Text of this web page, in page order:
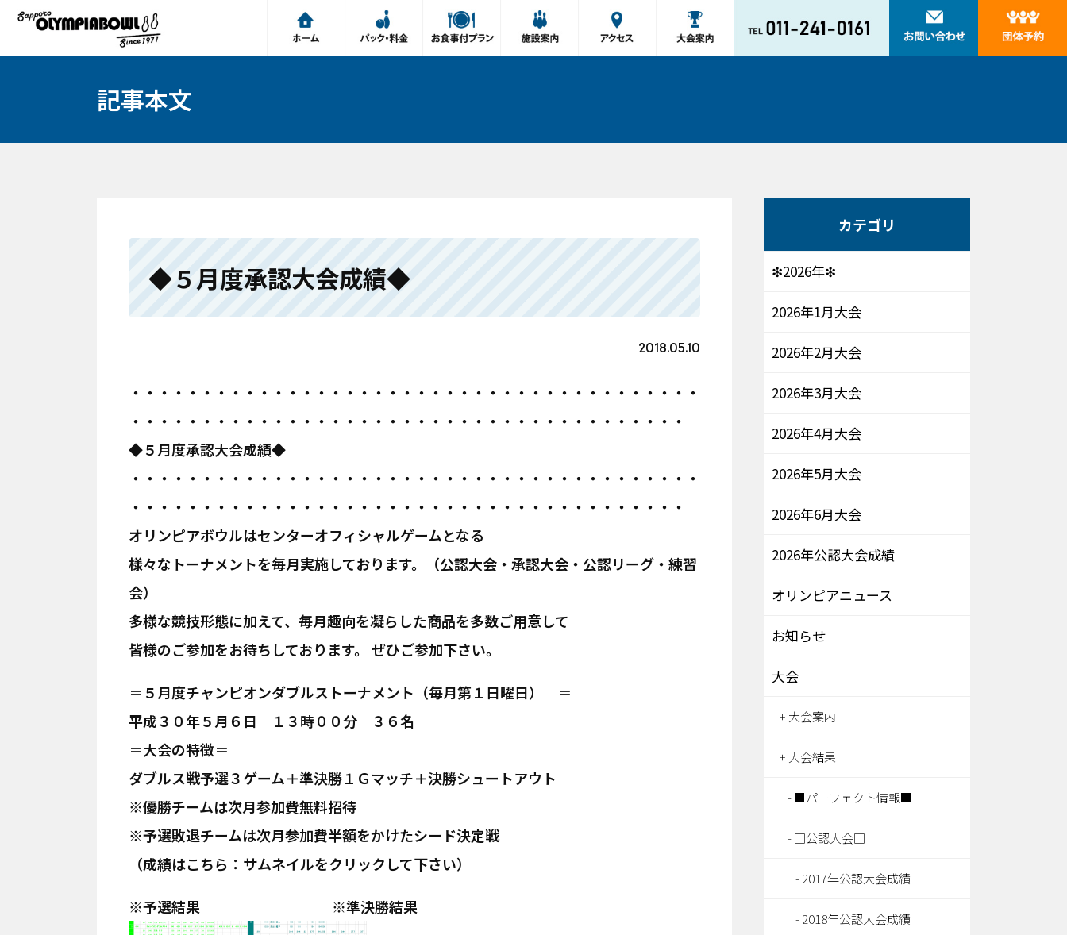
記事本文
◆５月度承認大会成績◆
2018.05.10
・・・・・・・・・・・・・・・・・・・・・・・・・・・・・・・・・・・・・・・・
・・・・・・・・・・・・・・・・・・・・・・・・・・・・・・・・・・・・・・・
◆５月度承認大会成績◆
・・・・・・・・・・・・・・・・・・・・・・・・・・・・・・・・・・・・・・・・
・・・・・・・・・・・・・・・・・・・・・・・・・・・・・・・・・・・・・・・
オリンピアボウルはセンターオフィシャルゲームとなる
様々なトーナメントを毎月実施しております。（公認大会・承認大会・公認リーグ・練習
会）
多様な競技形態に加えて、毎月趣向を凝らした商品を多数ご用意して
皆様のご参加をお待ちしております。 ぜひご参加下さい。
＝５月度チャンピオンダブルストーナメント（毎月第１日曜日） ＝
平成３０年５月６日 １３時００分 ３６名
＝大会の特徴＝
ダブルス戦予選３ゲーム＋準決勝１Ｇマッチ＋決勝シュートアウト
※優勝チームは次月参加費無料招待
※予選敗退チームは次月参加費半額をかけたシード決定戦
（成績はこちら：サムネイルをクリックして下さい）
※予選結果 ※準決勝結果
カテゴリ
❇2026年❇
2026年1月大会
2026年2月大会
2026年3月大会
2026年4月大会
2026年5月大会
2026年6月大会
2026年公認大会成績
オリンピアニュース
お知らせ
大会
大会案内
大会結果
■パーフェクト情報■
□公認大会□
2017年公認大会成績
2018年公認大会成績